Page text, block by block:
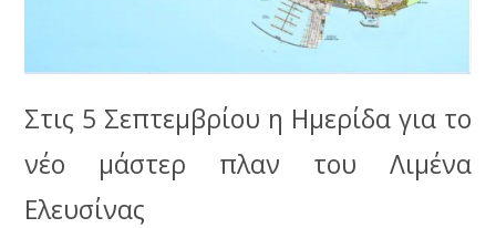
Στις 5 Σεπτεμβρίου η Ημερίδα για το
νέο μάστερ πλαν του Λιμένα
Ελευσίνας